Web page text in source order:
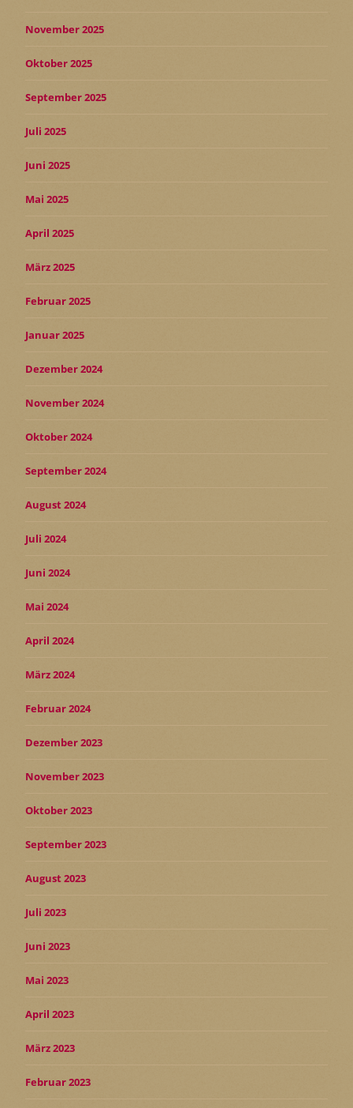
November 2025
Oktober 2025
September 2025
Juli 2025
Juni 2025
Mai 2025
April 2025
März 2025
Februar 2025
Januar 2025
Dezember 2024
November 2024
Oktober 2024
September 2024
August 2024
Juli 2024
Juni 2024
Mai 2024
April 2024
März 2024
Februar 2024
Dezember 2023
November 2023
Oktober 2023
September 2023
August 2023
Juli 2023
Juni 2023
Mai 2023
April 2023
März 2023
Februar 2023